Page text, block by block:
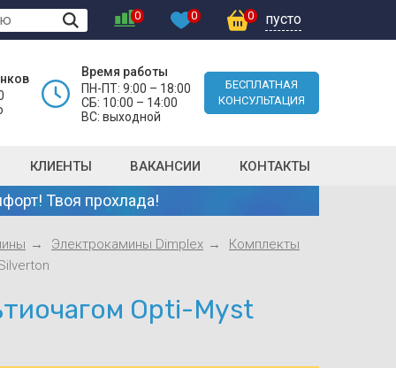
0 0 0 пусто
Время работы
ПН-ПТ: 9:00 – 18:00
СБ: 10:00 – 14:00
ВС: выходной
БЕСПЛАТНАЯ
КОНСУЛЬТАЦИЯ
КЛИЕНТЫ ВАКАНСИИ КОНТАКТЫ
Твоя прохлада!
Электрокамины Dimplex
Комплекты
Opti-Myst